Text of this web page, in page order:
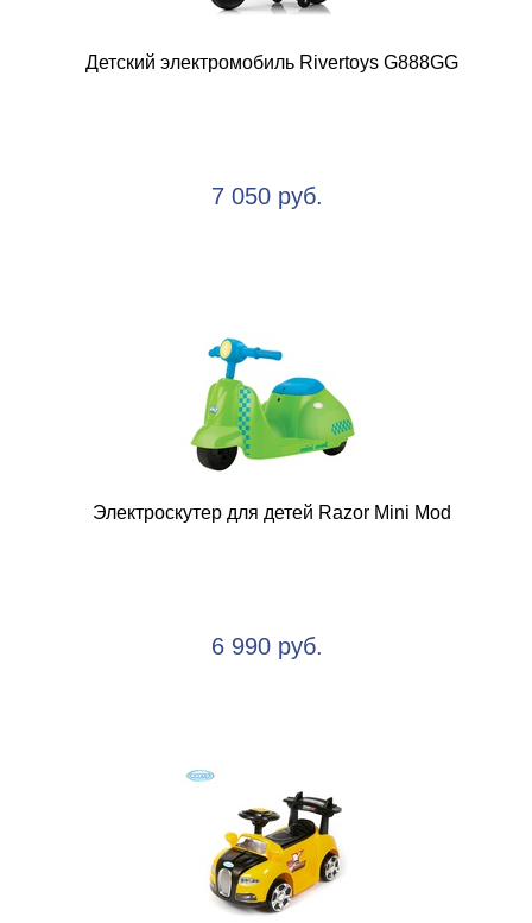
Детский электромобиль Rivertoys G888GG
7 050 руб.
Электроскутер для детей Razor Mini Mod
6 990 руб.